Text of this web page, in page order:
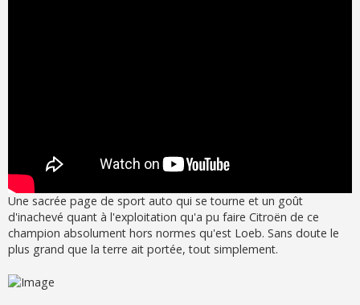
Une sacrée page de sport auto qui se tourne et un goût
d'inachevé quant à l'exploitation qu'a pu faire Citroën de ce
champion absolument hors normes qu'est Loeb. Sans doute le
plus grand que la terre ait portée, tout simplement.